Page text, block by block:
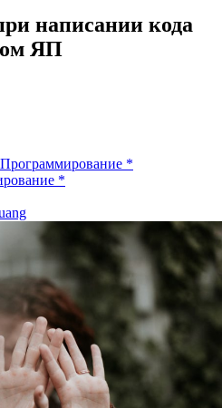
написании кода
ЯП
Программирование *
*